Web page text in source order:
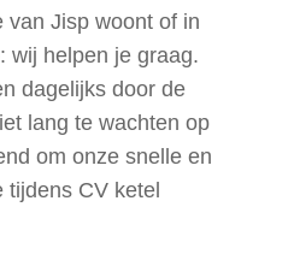
van Jisp woont of in
wij helpen je graag.
dagelijks door de
lang te wachten op
om onze snelle en
tijdens CV ketel